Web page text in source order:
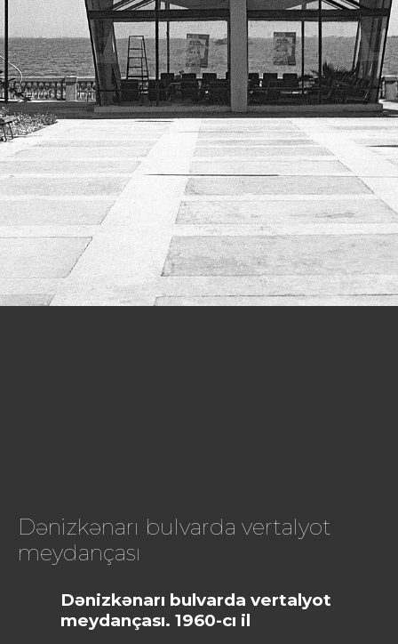
Dənizkənarı bulvarda vertalyot
meydançası
Dənizkənarı bulvarda vertalyot
meydançası. 1960-cı il